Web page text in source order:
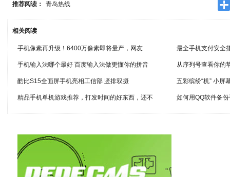
推荐阅读： 青岛热线
相关阅读
手机像素再升级！6400万像素即将量产，网友 最全手机支付安全
手机输入法哪个最好 百度输入法做更懂你的拼音 从序列号查看你的
酷比S15全面屏手机亮相工信部 竖排双摄 五彩缤纷“机” 小屏
精品手机单机游戏推荐，打发时间的好东西，还不 如何用QQ软件备